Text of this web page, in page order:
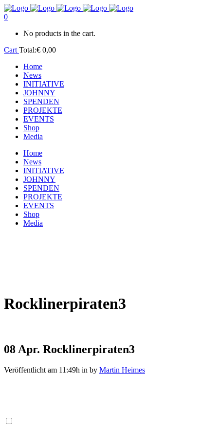
0
No products in the cart.
Cart Total:€ 0,00
Home
News
INITIATIVE
JOHNNY
SPENDEN
PROJEKTE
EVENTS
Shop
Media
Home
News
INITIATIVE
JOHNNY
SPENDEN
PROJEKTE
EVENTS
Shop
Media
Rocklinerpiraten3
08 Apr. Rocklinerpiraten3
Veröffentlicht am 11:49h in by Martin Heimes